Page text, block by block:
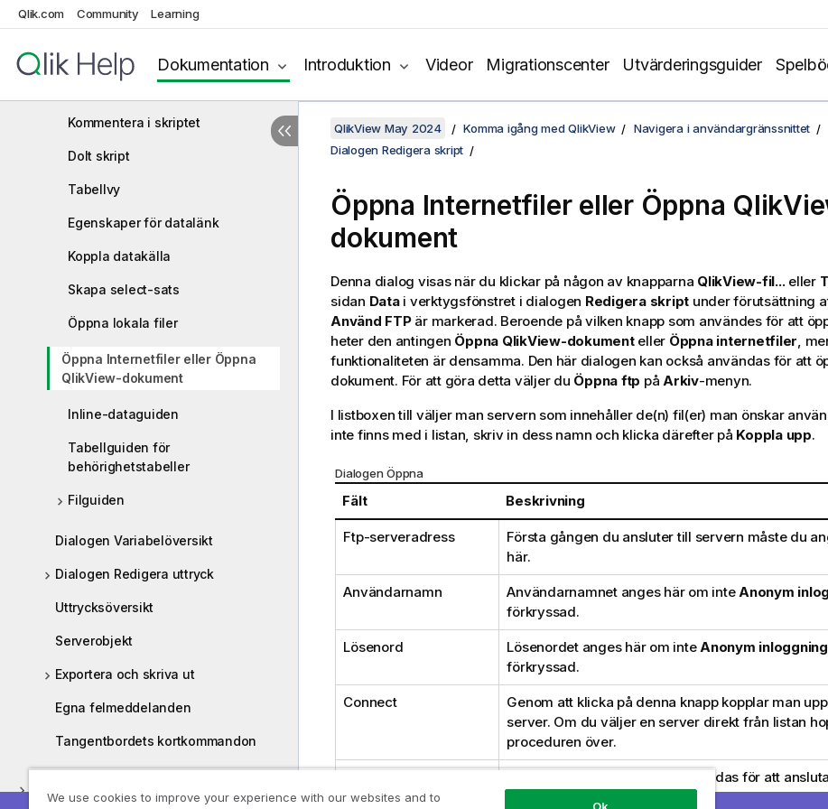
Qlik.com Community Learning
Dokumentation Introduktion Videor Migrationscenter Utvärderingsguider
Dialogen Redigera skript
Skapa set-sats
Kommentera i skriptet
Dolt skript
Tabellvy
Egenskaper för datalänk
Koppla datakälla
Skapa select-sats
Öppna lokala filer
Öppna Internetfiler eller Öppna
QlikView-dokument
Inline-dataguiden
Tabellguiden för
behörighetstabeller
Filguiden
Dialogen Variabelöversikt
Dialogen Redigera uttryck
Uttrycksöversikt
Serverobjekt
Exportera och skriva ut
Egna felmeddelanden
Tangentbordets kortkommandon
QlikView May 2024 Komma igång med QlikView
Navigera i användargränssnittet
Dialogen Redigera skript
Öppna Internetfiler eller Öppna
dokument
Denna dialog visas när du klickar på någon av knapparna QlikView-fil...eller
sidan Datai verktygsfönstret i dialogen Redigera skript under förutsättning
Använd FTPär markerad. Beroende på vilken knapp som användes för att
heter den antingen Öppna QlikView-dokumenteller Öppna internetfiler,
funktionaliteten är densamma. Den här dialogen kan också användas för att
dokument. För att göra detta väljer du Öppna ftp på Arkiv-menyn.
I listboxen till väljer man servern som innehåller de(n) fil(er) man önskar
inte finns med i listan, skriv in dess namn och klicka därefter på Koppla upp.
Dialogen Öppna
Fält Beskrivning
Ftp-serveradress
Första gången du ansluter till servern måste du
här.
Användarnamn Användarnamnet anges här om inteAnonym
förkryssad.
Lösenord Lösenordet anges här om inteAnonym inloggning
förkryssad.
Connect
Genom att klicka på denna knapp kopplar man
server. Om du väljer en server direkt från listan
proceduren över.
En passiv FTP kan behöva användas för att
We use cookies to improve your experience with our websites and to